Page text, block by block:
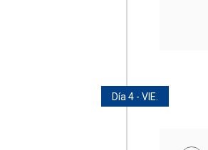
Día 4 - VIE.